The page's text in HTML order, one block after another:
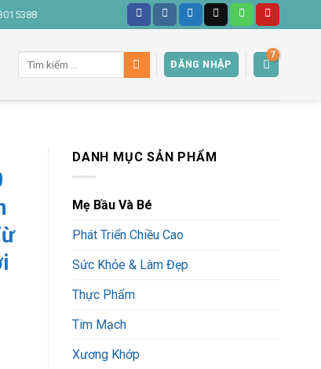
ĐĂNG NHẬP
DANH MỤC SẢN PHẨM
Mẹ Bầu Và Bé
Phát Triển Chiều Cao
Sức Khỏe & Làm Đẹp
Thực Phẩm
Tim Mạch
Xương Khớp